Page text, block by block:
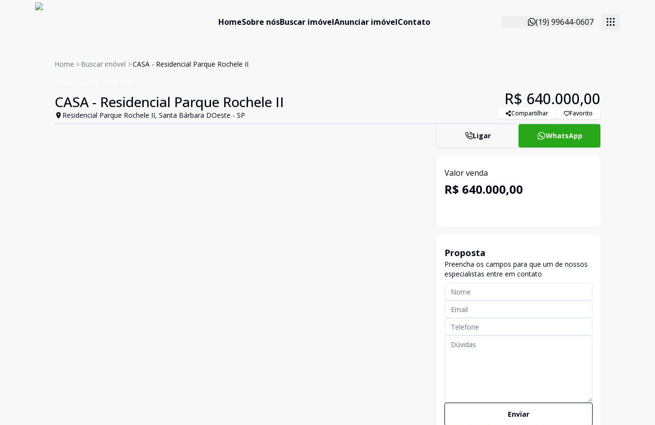
HomeSobre nósBuscar imóvelAnunciar imóvelContato (19) 99644-0607
Home Buscar imóvel CASA - Residencial Parque Rochele II
CASA - Residencial Parque Rochele II
Residencial Parque Rochele II, Santa Bárbara DOeste - SP
R$ 640.000,00
Compartilhar Favorito
Ligar WhatsApp
Valor venda
R$ 640.000,00
Proposta
Preencha os campos para que um de nossos
especialistas entre em contato
Enviar